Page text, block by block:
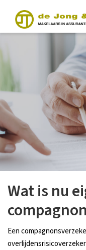
Wat is nu
Een